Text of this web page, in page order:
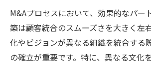
M&Aプロセスにおいて、効果的なパー
築は顧客統合のスムーズさを大きく左
化やビジョンが異なる組織を統合する
の確立が重要です。特に、異なる文化